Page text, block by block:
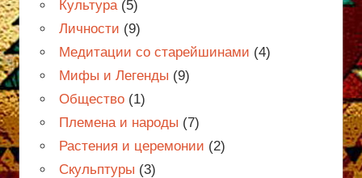
Культура(5)
Личности (9)
Медитации со старейшинами (4)
Мифы и Легенды (9)
Общество(1)
Племена и народы (7)
Растения и церемонии (2)
Скульптуры (3)